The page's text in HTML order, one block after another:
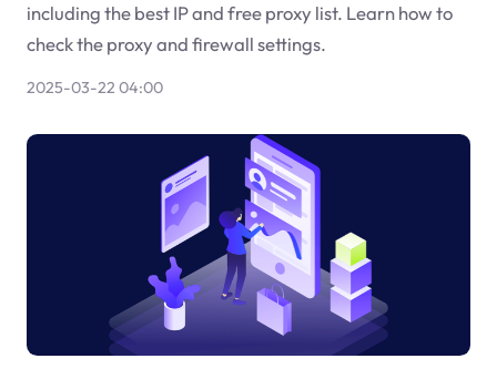
including the best IP and free proxy list. Learn how to
check the proxy and firewall settings.
2025-03-22 04:00